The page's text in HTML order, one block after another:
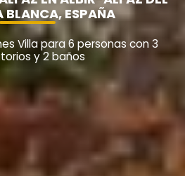
BLANCA, ESPAÑA
Villa para 6 personas con 3
y 2 baños